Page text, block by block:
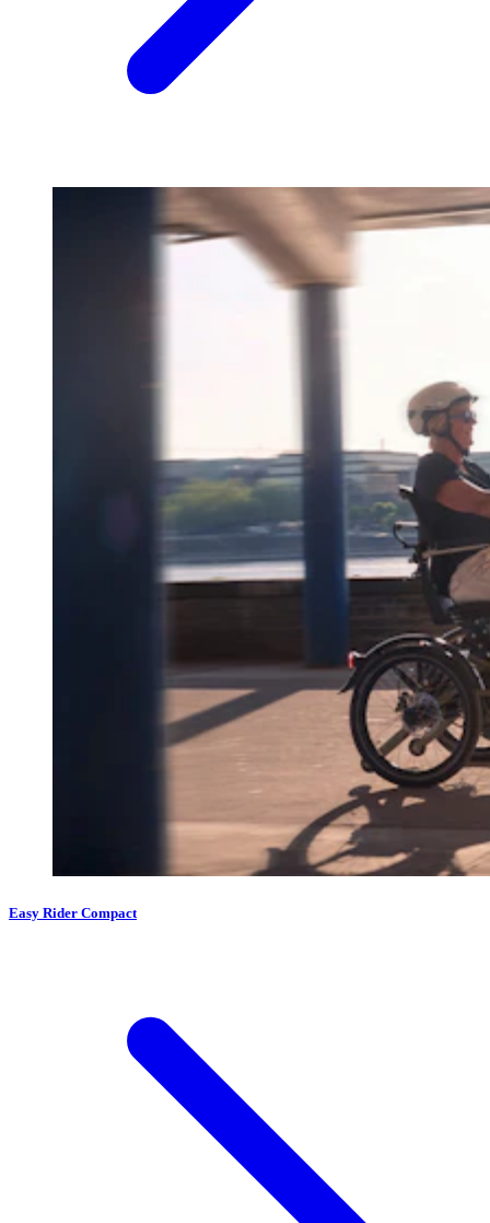
Easy Rider Compact